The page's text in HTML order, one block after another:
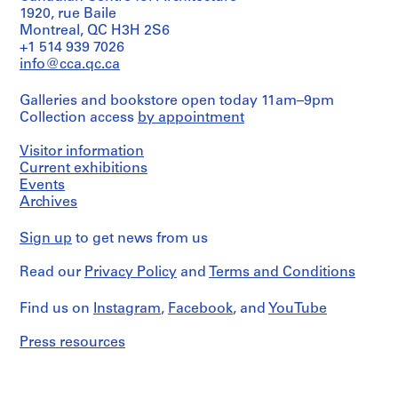
e
n
o
r
,
4
-
2
o
t
b
e
9
AP066.S5.D2
6
AP066.S5.D4
9
8
6
AP066.S5.D5
o
s
s
i
r
s
p
e
r
s
n
e
s
1
1920, rue Baile
Montreal, QC H3H 2S6
+1 514 939 7026
info@cca.qc.ca
Galleries and bookstore open today 11am–9pm
Collection access by appointment
Visitor information
Current exhibitions
Events
Archives
Sign up to get news from us
Read our Privacy Policy and Terms and Conditions
Find us on Instagram, Facebook, and YouTube
Press resources